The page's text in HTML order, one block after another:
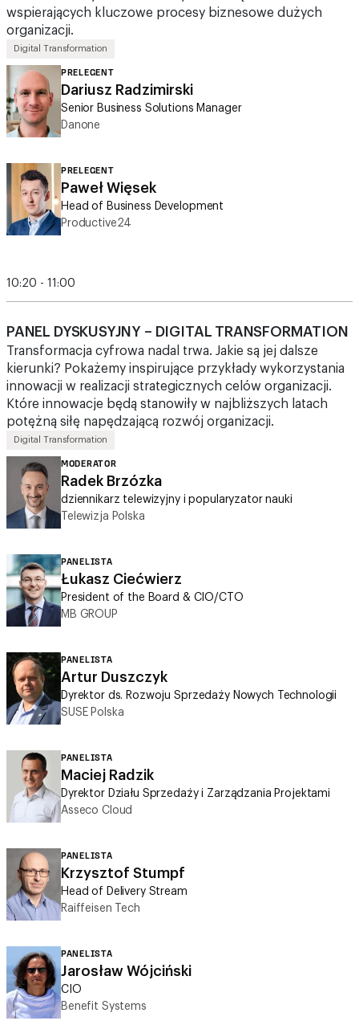
Digital Transformation
PRELEGENT
Dariusz Radzimirski
Senior Business Solutions Manager
Danone
PRELEGENT
Head of Business Development
Productive24
kierunki? Pokażemy inspirujące przykłady wykorzystania
innowacji w realizacji strategicznych celów organizacji.
Które innowacje będą stanowiły w najbliższych latach
potężną siłę napędzającą rozwój organizacji.
Digital Transformation
MODERATOR
Radek Brzózka
dziennikarz telewizyjny i popularyzator nauki
Telewizja Polska
PANELISTA
President of the Board & CIO/CTO
MB GROUP
PANELISTA
Dyrektor ds. Rozwoju Sprzedaży Nowych Technologii
SUSE Polska
PANELISTA
Dyrektor Działu Sprzedaży i Zarządzania Projektami
Asseco Cloud
PANELISTA
Head of Delivery Stream
Raiffeisen Tech
PANELISTA
CIO
Benefit Systems